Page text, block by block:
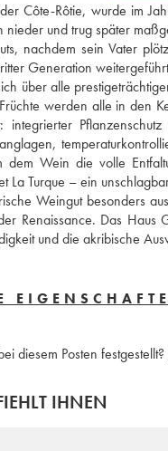
Côte-Rôtie, wurde im
nieder und trug später
nachdem sein Vater
Generation
über alle
werden alle in den
integrierter
dem Wein die volle
La Turque – ein
Weingut besonders
Renaissance. Das
und die akribische
diesem Posten festgestellt?
IHNEN